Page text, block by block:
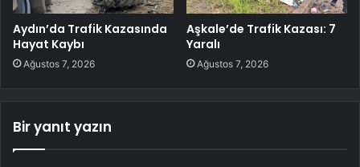
Aydın’da Trafik Kazasında
Hayat Kaybı
Ağustos 7, 2026
Aşkale’de Trafik Kazası: 7
Yaralı
Ağustos 7, 2026
Bir yanıt yazın